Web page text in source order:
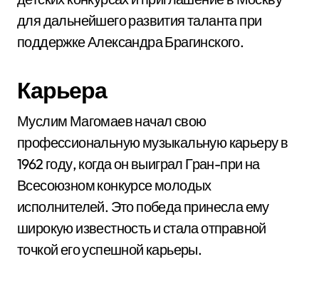
для дальнейшего развития таланта при
поддержке Александра Брагинского.
Карьера
Муслим Магомаев начал свою
профессиональную музыкальную карьеру в
1962 году, когда он выиграл Гран-при на
Всесоюзном конкурсе молодых
исполнителей. Это победа принесла ему
широкую известность и стала отправной
точкой его успешной карьеры.